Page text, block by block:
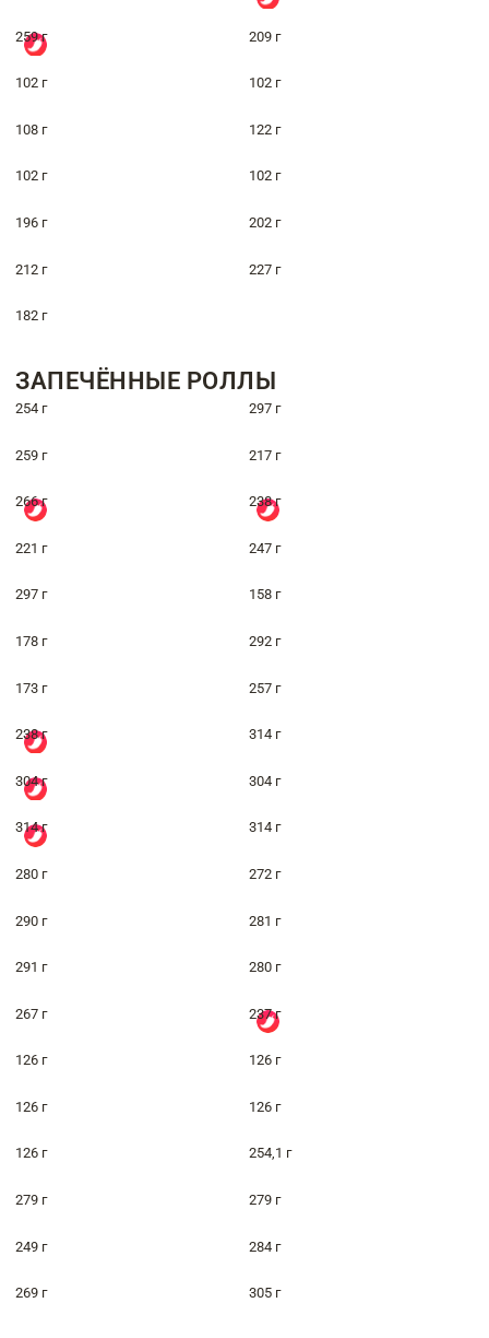
259 г 209 г
102 г 102 г
108 г 122 г
102 г 102 г
196 г 202 г
212 г 227 г
182 г
ЗАПЕЧЁННЫЕ РОЛЛЫ
254 г 297 г
259 г 217 г
266 г 238 г
221 г 247 г
297 г 158 г
178 г 292 г
173 г 257 г
238 г 314 г
304 г 304 г
314 г 314 г
280 г 272 г
290 г 281 г
291 г 280 г
267 г 237 г
126 г 126 г
126 г 126 г
126 г 254,1 г
279 г 279 г
249 г 284 г
269 г 305 г